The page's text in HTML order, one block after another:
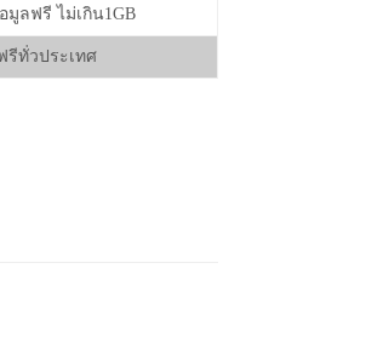
มูลฟรี ไม่เกิน1GB
รีทั่วประเทศ